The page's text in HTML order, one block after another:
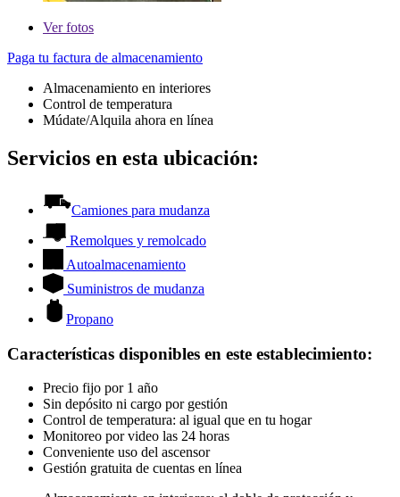
Verfotos
Paga tu factura de almacenamiento
Almacenamiento en interiores
Control de temperatura
Múdate/Alquila ahora en línea
Servicios en esta ubicación:
Camiones para mudanza
Remolques y remolcado
Autoalmacenamiento
Suministros de mudanza
Propano
Características disponibles en este establecimiento:
Precio fijo por 1 año
Sin depósito ni cargo por gestión
Control de temperatura: al igual que en tu hogar
Monitoreo por video las 24 horas
Conveniente uso del ascensor
Gestión gratuita de cuentas en línea